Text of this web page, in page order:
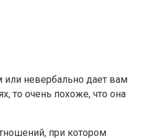
невербально дает вам
то очень похоже, что она
при котором